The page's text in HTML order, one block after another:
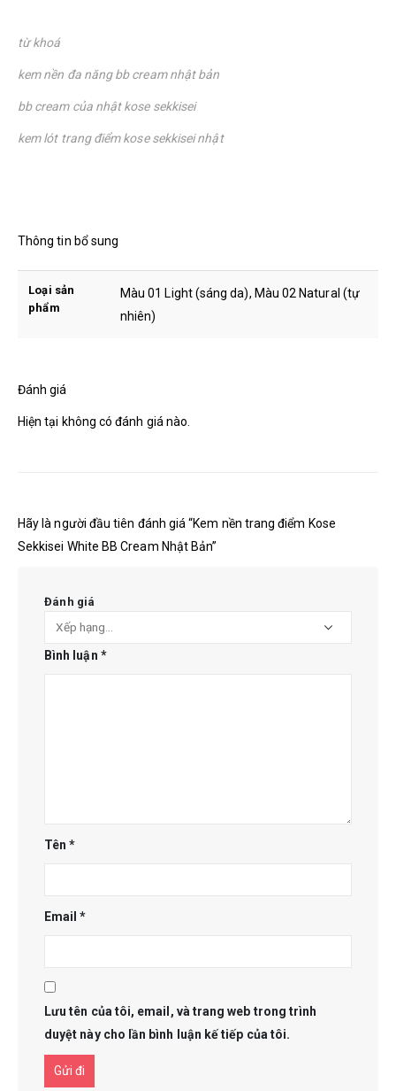
từ khoá
kem nền đa năng bb cream nhật bản
bb cream của nhật kose sekkisei
kem lót trang điểm kose sekkisei nhật
Thông tin bổ sung
Loại sản
phẩm
Màu 01 Light (sáng da), Màu 02 Natural (tự
nhiên)
Đánh giá
Hiện tại không có đánh giá nào.
Hãy là người đầu tiên đánh giá “Kem nền trang điểm Kose
Sekkisei White BB Cream Nhật Bản”
Đánh giá
Bình luận *
Tên*
Email*
Lưu tên của tôi, email, và trang web trong trình
duyệt này cho lần bình luận kế tiếp của tôi.